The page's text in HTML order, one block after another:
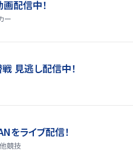
配信中！
ー
見逃し配信中！
をライブ配信！
競技